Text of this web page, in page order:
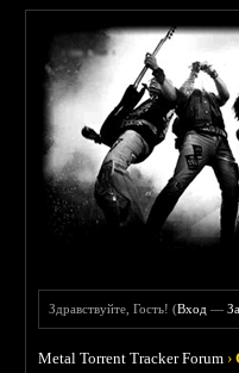
Здравствуйте, Гость! (Вход —
Metal Torrent Tracker Forum ›